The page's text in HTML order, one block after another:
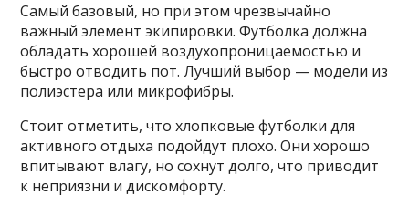
Самый базовый, но при этом чрезвычайно
важный элемент экипировки. Футболка должна
обладать хорошей воздухопроницаемостью и
быстро отводить пот. Лучший выбор — модели из
полиэстера или микрофибры.
Стоит отметить, что хлопковые футболки для
активного отдыха подойдут плохо. Они хорошо
впитывают влагу, но сохнут долго, что приводит
к неприязни и дискомфорту.